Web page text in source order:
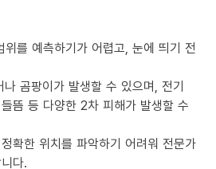
를 예측하기가 어렵고, 눈에 띄기 전
곰팡이가 발생할 수 있으며, 전기
뜸 등 다양한 2차 피해가 발생할 수
확한 위치를 파악하기 어려워 전문가
다.